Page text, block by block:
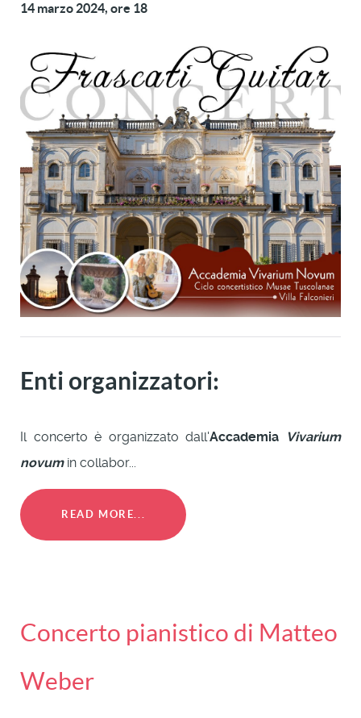
14 marzo 2024, ore 18
Enti organizzatori:
Il concerto è organizzato dall'Accademia
Vivarium
novumin collabor...
READ MORE...
Concerto pianistico di Matteo
Weber